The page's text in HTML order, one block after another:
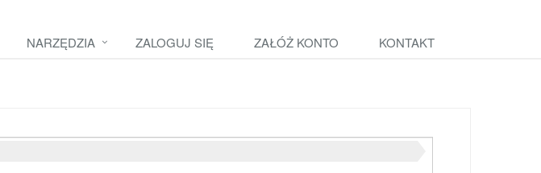
NARZĘDZIA ZALOGUJ SIĘ ZAŁÓŻ KONTO KONTAKT